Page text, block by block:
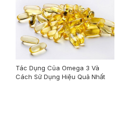
Tác Dụng Của Omega 3 Và
Cách Sử Dụng Hiệu Quả Nhất